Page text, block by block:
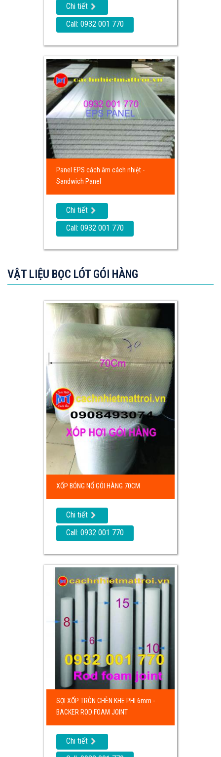
Chi tiết
Call: 0932 001 770
Panel EPS cách âm cách nhiệt -
Sandwich Panel
Chi tiết
Call: 0932 001 770
VẬT LIỆU BỌC LÓT GÓI HÀNG
XỐP BÓNG NỔ GÓI HÀNG 70CM
Chi tiết
Call: 0932 001 770
SỢI XỐP TRÒN CHÈN KHE PHI 6mm -
BACKER ROD FOAM JOINT
Chi tiết